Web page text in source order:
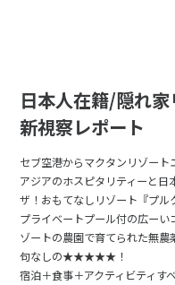
日本人在籍/隠れ
新視察レポート
セブ空港からマクタンリゾート
アジアのホスピタリティーと日
ザ！おもてなしリゾート『プル
プライベートプール付の広ー
ゾートの農園で育てられた無
句なしの★★★★★！
宿泊＋食事＋アクティビティす